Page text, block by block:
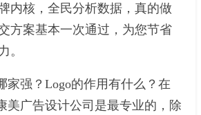
内核，全民分析数据，真的做
方案基本一次通过，为您节省
。
家强？Logo的作用有什么？在
美广告设计公司是最专业的，除